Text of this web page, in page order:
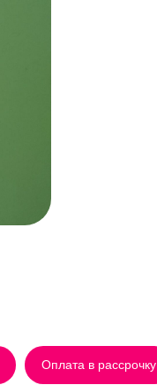
Оплата в рассрочку